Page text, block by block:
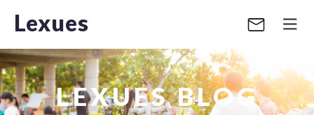
Lexues
LEXUES BLOG